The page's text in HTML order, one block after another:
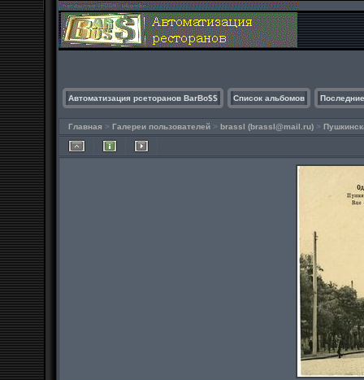
Автоматизация рсеторанов BarBo$$ Список альбомов
Главная > Галереи пользователей > brassl (brassl@mail.ru) >